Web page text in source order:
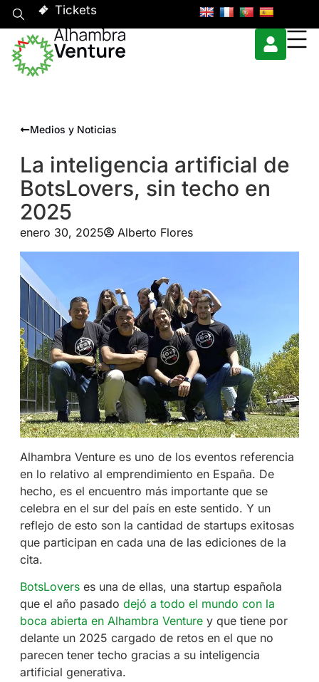
Tickets
Medios y Noticias
La inteligencia artificial de
BotsLovers, sin techo en
2025
enero 30, 2025 Alberto Flores
Alhambra Venture es uno de los eventos referencia
en lo relativo al emprendimiento en España. De
hecho, es el encuentro más importante que se
celebra en el sur del país en este sentido. Y un
reflejo de esto son la cantidad de startups exitosas
que participan en cada una de las ediciones de la
cita.
BotsLoverses una de ellas, una startup española
que el año pasado dejó a todo el mundo con la
boca abierta en Alhambra Venturey que tiene por
delante un 2025 cargado de retos en el que no
parecen tener techo gracias a su inteligencia
artificial generativa.